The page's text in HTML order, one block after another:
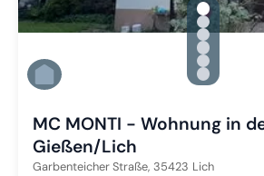
Zu Slide
Zu Slide
Zu Slide 3
Zu Slide 4
Zu Slide 5
Zu Slide 6
MC MONTI - Wohnung in
Gießen/Lich
Garbenteicher Straße, 35423 Lich